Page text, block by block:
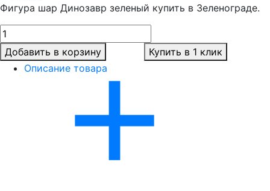
Фигура шар Динозавр зеленый купить в Зеленограде.
Добавить в корзину
Купить в 1 клик
Описание товара